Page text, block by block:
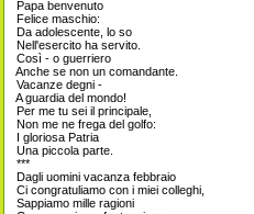
Papa benvenuto
Felice maschio:
Da adolescente, lo so
Nell'esercito ha servito.
Così - o guerriero
Anche se non un comandante.
Vacanze degni -
A guardia del mondo!
Per me tu sei il principale,
Non me ne frega del golfo:
I gloriosa Patria
Una piccola parte.
***
Dagli uomini vacanza febbraio
Ci congratuliamo con i miei colleghi,
Sappiamo mille ragioni